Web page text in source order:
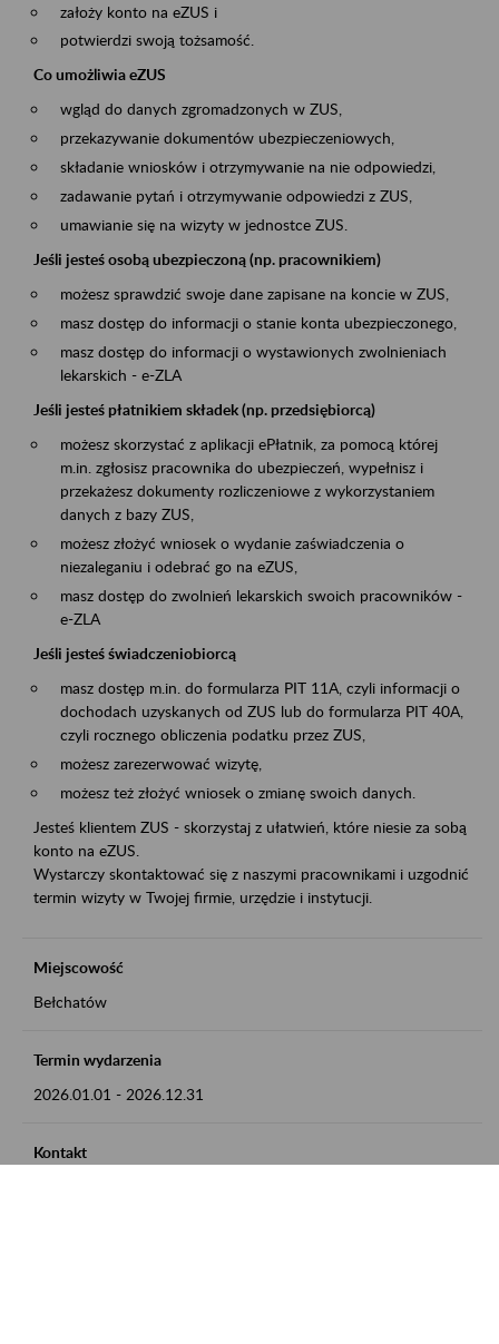
założy konto na eZUS i
potwierdzi swoją tożsamość.
Co umożliwia eZUS
wgląd do danych zgromadzonych w ZUS,
przekazywanie dokumentów ubezpieczeniowych,
składanie wniosków i otrzymywanie na nie odpowiedzi,
zadawanie pytań i otrzymywanie odpowiedzi z ZUS,
umawianie się na wizyty w jednostce ZUS.
Jeśli jesteś osobą ubezpieczoną (np. pracownikiem)
możesz sprawdzić swoje dane zapisane na koncie w ZUS,
masz dostęp do informacji o stanie konta ubezpieczonego,
masz dostęp do informacji o wystawionych zwolnieniach
lekarskich - e-ZLA
Jeśli jesteś płatnikiem składek (np. przedsiębiorcą)
możesz skorzystać z aplikacji ePłatnik, za pomocą której
m.in. zgłosisz pracownika do ubezpieczeń, wypełnisz i
przekażesz dokumenty rozliczeniowe z wykorzystaniem
danych z bazy ZUS,
możesz złożyć wniosek o wydanie zaświadczenia o
niezaleganiu i odebrać go na eZUS,
masz dostęp do zwolnień lekarskich swoich pracowników -
e-ZLA
Jeśli jesteś świadczeniobiorcą
masz dostęp m.in. do formularza PIT 11A, czyli informacji o
dochodach uzyskanych od ZUS lub do formularza PIT 40A,
czyli rocznego obliczenia podatku przez ZUS,
możesz zarezerwować wizytę,
możesz też złożyć wniosek o zmianę swoich danych.
Jesteś klientem ZUS - skorzystaj z ułatwień, które niesie za sobą
konto na eZUS.
Wystarczy skontaktować się z naszymi pracownikami i uzgodnić
termin wizyty w Twojej firmie, urzędzie i instytucji.
Miejscowość
Bełchatów
Termin wydarzenia
2026.01.01 - 2026.12.31
Kontakt